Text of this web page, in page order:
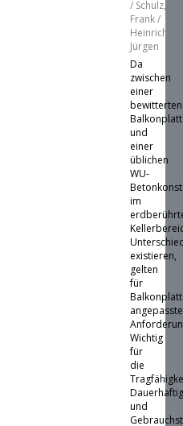
/ Schulz,
Frank /
Heinrich,
Jürgen
Da
zwischen
einer
bewitterten
und
einer
üblichen
WU-
im
existieren,
gelten
für
angepasste
Wichtig
für
die
und